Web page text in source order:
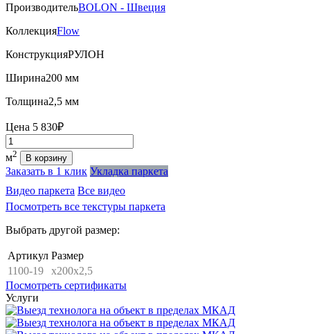
ПроизводительBOLON - Швеция
КоллекцияFlow
КонструкцияРУЛОН
Ширина200 мм
Толщина2,5 мм
Цена 5 830₽
Количество
м2 В корзину
Заказать в 1 клик Укладка паркета
Видео паркета Все видео
Посмотреть все текстуры паркета
Выбрать другой размер:
Артикул Размер
1100-19
x200x2,5
Посмотреть сертификаты
Услуги